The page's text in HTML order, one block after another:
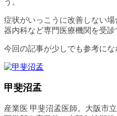
症状がいっこうに改善しない
器内科など専門医療機関を受診
今回の記事が少しでも参考にな
甲斐沼孟
産業医 甲斐沼孟医師。大阪市